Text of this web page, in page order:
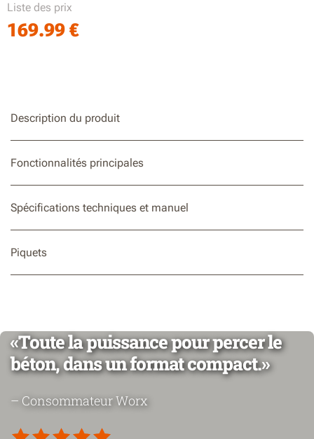
embouts en toute sécurité
LED intégrée pour éclairer les zones sombres
2 vitesses avec gâchette à vitesse variable
Liste des prix
169.99 €
Description du produit
Fonctionnalités principales
Spécifications techniques et manuel
Piquets
«Toute la puissance pour percer le
béton, dans un format compact.»
– Consommateur Worx